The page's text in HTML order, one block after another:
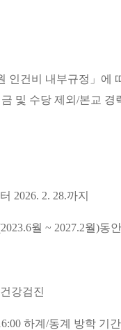
인건비 내부규정」에
및 수당 제외 /본교 경
2026. 2. 28.까지
월 ~ 2027.2월)동
강검진
하계 /동계 방학 기